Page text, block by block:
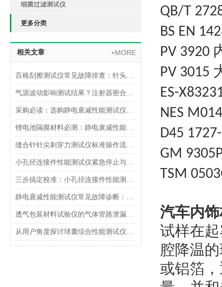
细菌过滤测试仪
更多分类
相关文章 +MORE
百格刮擦测试仪常见故障排查：针头磨损与运动轨迹偏移
气源波动影响测试结果？注射器密合性正压测试仪的稳压设计分析
采购必读：选购静电衰减性能测试仪的5个核心参数与避坑指南
锂电池隔膜材料必测：静电衰减性能测试仪的操作难点突破
缝合针针尖刺穿力测试仪标准操作流程（SOP）及实验员培训要点
小孔径连接件性能测试仪紧急停止与异常状态下的安全复位操作
三步搞定校准：小孔径连接件性能测试仪的每日开机自检流程详解
静电衰减性能测试仪常见故障诊断：充电不稳定与电位漂移排查
透气包装材料试验仪的气体管路泄漏防护与废气排放系统详解
从用户角度探讨球囊综合性能测试仪的故障问题
QB/T
BS EN
PV 3920
PV 3015
ES-
NES
D45
GM
TSM
汽车内
试样在
腔降温
或铝箔